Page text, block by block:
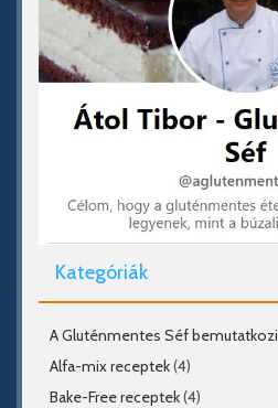
Kategóriák
A Gluténmentes Séf
Alfa-mix receptek(4)
Bake-Free receptek(4)